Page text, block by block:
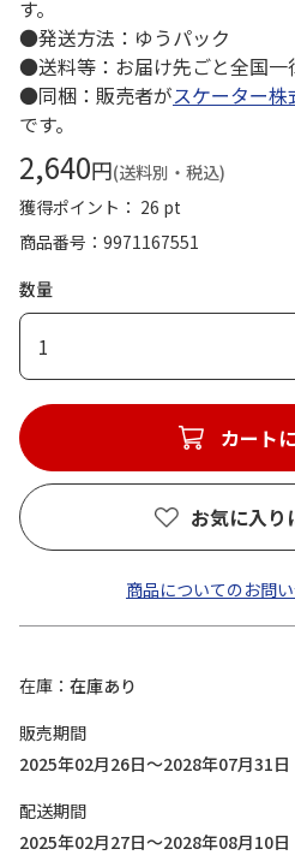
す。
●発送方法：ゆうパック
●送料等：お届け先ごと全国一
●同梱：販売者がスケーター株
です。
2,640円(送料別・税込)
獲得ポイント： 26 pt
商品番号
9971167551
数量
1
カート
お気に入り
商品についてのお問
在庫
在庫あり
販売期間
2025年02月26日～2028年07月31日
配送期間
2025年02月27日～2028年08月10日